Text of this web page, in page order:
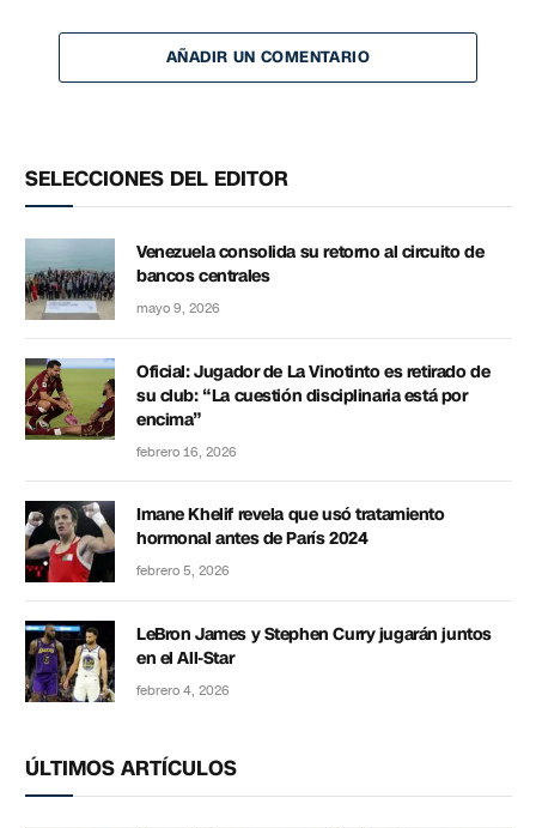
AÑADIR UN COMENTARIO
SELECCIONES DEL EDITOR
Venezuela consolida su retorno al circuito de
bancos centrales
mayo 9, 2026
Oficial: Jugador de La Vinotinto es retirado de
su club: “La cuestión disciplinaria está por
encima”
febrero 16, 2026
Imane Khelif revela que usó tratamiento
hormonal antes de París 2024
febrero 5, 2026
LeBron James y Stephen Curry jugarán juntos
en el All-Star
febrero 4, 2026
ÚLTIMOS ARTÍCULOS